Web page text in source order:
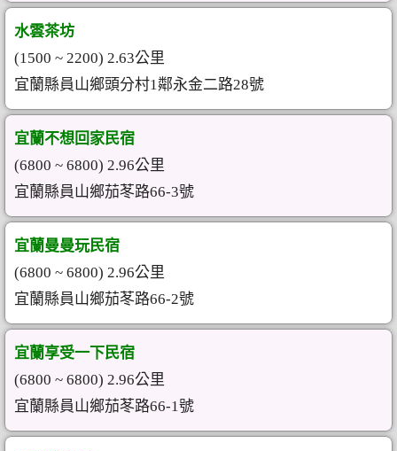
水雲茶坊
(1500 ~ 2200) 2.63公里
宜蘭縣員山鄉頭分村1鄰永金二路28號
宜蘭不想回家民宿
(6800 ~ 6800) 2.96公里
宜蘭縣員山鄉茄苳路66-3號
宜蘭曼曼玩民宿
(6800 ~ 6800) 2.96公里
宜蘭縣員山鄉茄苳路66-2號
宜蘭享受一下民宿
(6800 ~ 6800) 2.96公里
宜蘭縣員山鄉茄苳路66-1號